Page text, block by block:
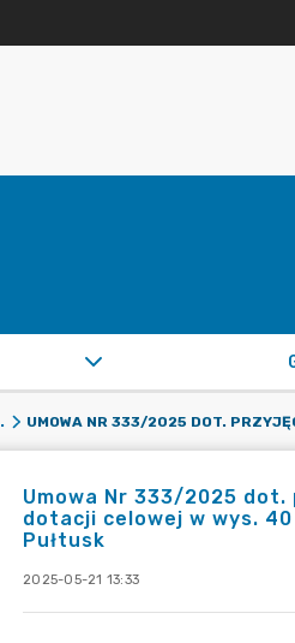
Umowa Nr 333/2025
dotacji celowej w wys.
Pułtusk
2025-05-21 13:33